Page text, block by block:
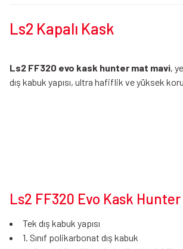
Ls2 Kapalı Kask
Ls2 FF320 evo kask hunter mat mavi,
dış kabuk yapısı, ultra hafiflik ve yüksek
Ls2 FF320 Evo Kask Hunter
Tek dış kabuk yapısı
1. Sınıf polikarbonat dış kabuk